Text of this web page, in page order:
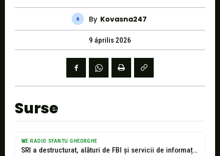
By Kovasna247
9 április 2026
Surse
WE RADIO SFANTU GHEORGHE
SRI a destructurat, alături de FBI și servicii de informații din alte...